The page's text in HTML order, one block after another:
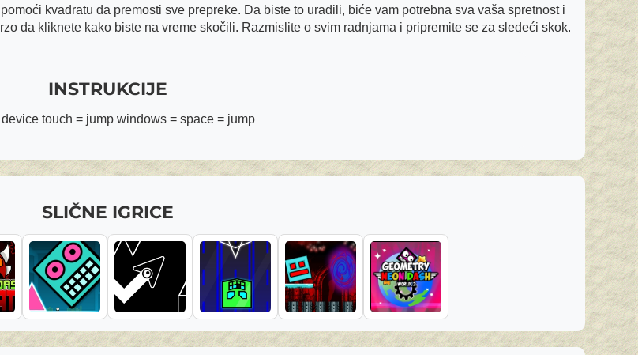
kvadratu da premosti sve prepreke. Da biste to uradili, biće vam potrebna sva vaša spretnost i
da kliknete kako biste na vreme skočili. Razmislite o svim radnjama i pripremite se za sledeći skok.
INSTRUKCIJE
touch = jump windows = space = jump
SLIČNE IGRICE